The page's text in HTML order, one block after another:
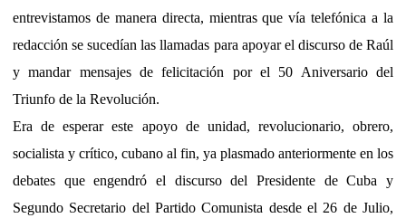
entrevistamos de manera directa, mientras que vía telefónica a la
redacción se sucedían las llamadas para apoyar el discurso de Raúl
y mandar mensajes de felicitación por el 50 Aniversario del
Triunfo de la Revolución.
Era de esperar este apoyo de unidad, revolucionario, obrero,
socialista y crítico, cubano al fin, ya plasmado anteriormente en los
debates que engendró el discurso del Presidente de Cuba y
Segundo Secretario del Partido Comunista desde el 26 de Julio,